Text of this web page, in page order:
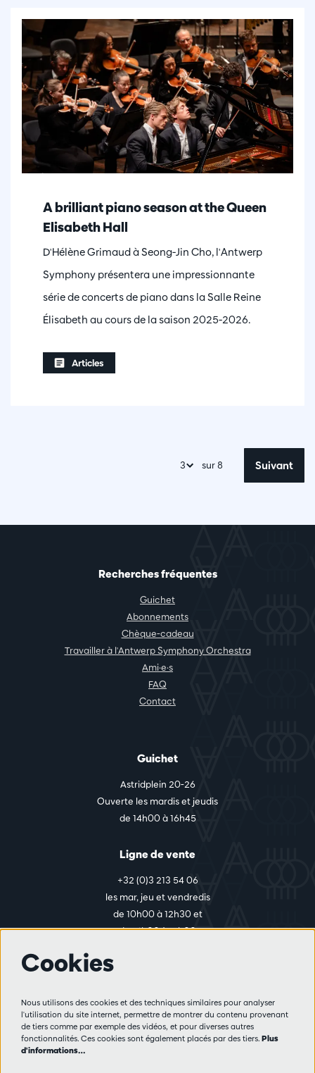
A brilliant piano season at the Queen
Elisabeth Hall
D'Hélène Grimaud à Seong-Jin Cho, l'Antwerp
Symphony présentera une impressionnante
série de concerts de piano dans la Salle Reine
Élisabeth au cours de la saison 2025-2026.
Articles
sur 8 Suivant
Recherches fréquentes
Guichet
Abonnements
Chèque-cadeau
Travailler à l'Antwerp Symphony Orchestra
Ami·e·s
FAQ
Contact
Guichet
Astridplein 20-26
Ouverte les mardis et jeudis
de 14h00 à 16h45
Ligne de vente
+32 (0)3 213 54 06
les mar, jeu et vendredis
de 10h00 à 12h30 et
de 14h00 à 17h00
Règlement des visiteurs
Vie privée
Cookies
Nous utilisons des cookies et des techniques similaires pour analyser
l'utilisation du site internet, permettre de montrer du contenu provenant
de tiers comme par exemple des vidéos, et pour diverses autres
fonctionnalités. Ces cookies sont également placés par des tiers. Plus
d'informations…